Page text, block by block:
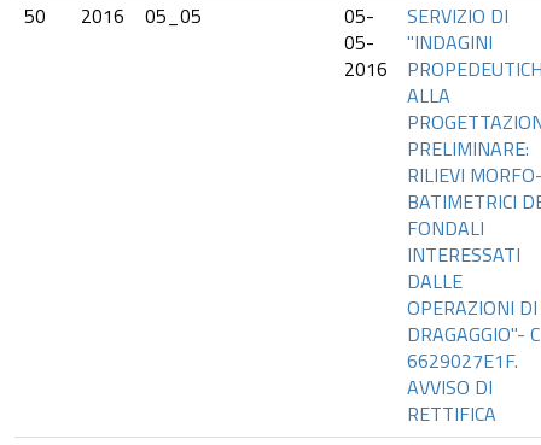
50
2016 05_05
05-
05-
2016
SERVIZIO DI
"INDAGINI
ALLA
PRELIMINARE:
RILIEVI
BATIMETRICI
FONDALI
INTERESSATI
DALLE
OPERAZIONI DI
DRAGAGGIO"-
6629027E1F.
AVVISO DI
RETTIFICA